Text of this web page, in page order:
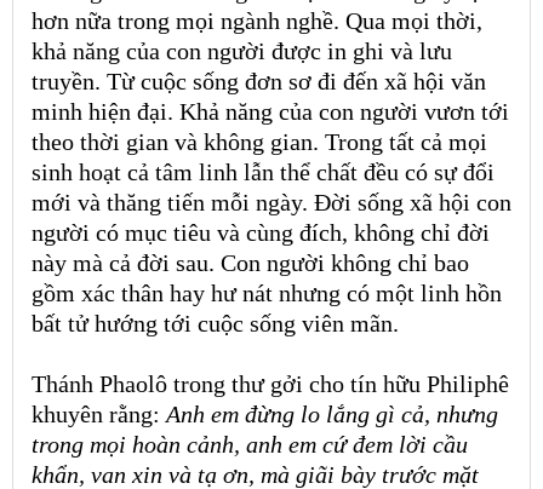
hơn nữa trong mọi ngành nghề. Qua mọi thời,
khả năng của con người được in ghi và lưu
truyền. Từ cuộc sống đơn sơ đi đến xã hội văn
minh hiện đại. Khả năng của con người vươn tới
theo thời gian và không gian. Trong tất cả mọi
sinh hoạt cả tâm linh lẫn thể chất đều có sự đổi
mới và thăng tiến mỗi ngày. Đời sống xã hội con
người có mục tiêu và cùng đích, không chỉ đời
này mà cả đời sau. Con người không chỉ bao
gồm xác thân hay hư nát nhưng có một linh hồn
bất tử hướng tới cuộc sống viên mãn.
Thánh Phaolô trong thư gởi cho tín hữu Philiphê
khuyên rằng: Anh em đừng lo lắng gì cả, nhưng
trong mọi hoàn cảnh, anh em cứ đem lời cầu
khẩn, van xin và tạ ơn, mà giãi bày trước mặt